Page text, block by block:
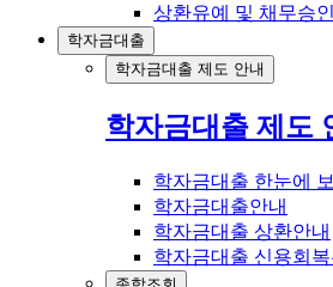
상환유예 및 채무승
학자금대출
학자금대출 제도 안내
학자금대출 제도
학자금대출 한눈에 보
학자금대출안내
학자금대출 상환안내
학자금대출 신용회복